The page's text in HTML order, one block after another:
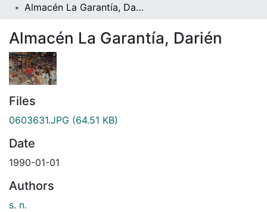
Almacén La Garantía, Darién
Almacén La Garantía, Darién
Files
0603631.JPG (64.51 KB)
Date
1990-01-01
Authors
s. n.